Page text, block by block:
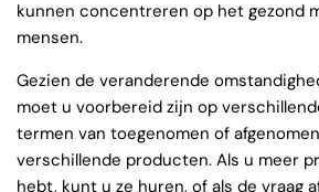
kunnen concentreren op het gezond
mensen.
Gezien de veranderende
moet u voorbereid zijn op
termen van toegenomen of
verschillende producten. Als u meer
hebt, kunt u ze huren, of als de vraag